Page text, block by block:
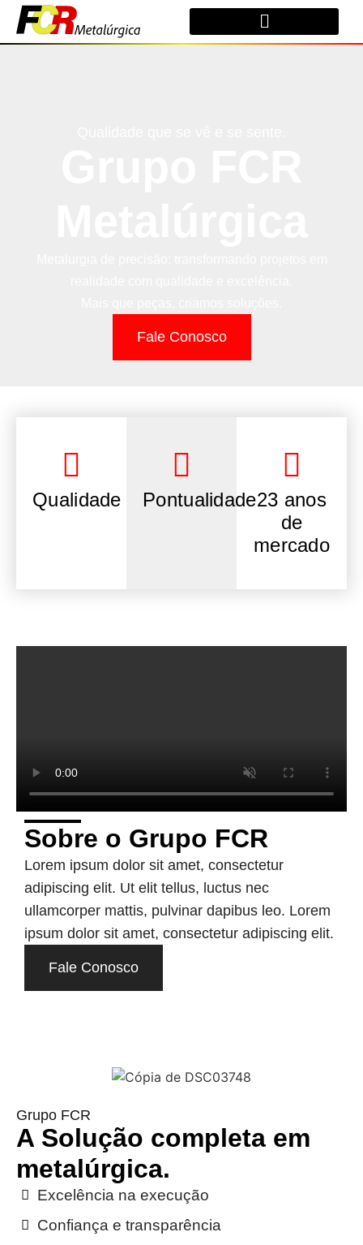
Fale Conosco
Qualidade Pontualidade23 anos
de
mercado
Sobre o Grupo FCR
Lorem ipsum dolor sit amet, consectetur
adipiscing elit. Ut elit tellus, luctus nec
ullamcorper mattis, pulvinar dapibus leo. Lorem
ipsum dolor sit amet, consectetur adipiscing elit.
Fale Conosco
Grupo FCR
A Solução completa em
metalúrgica.
Excelência na execução
Confiança e transparência